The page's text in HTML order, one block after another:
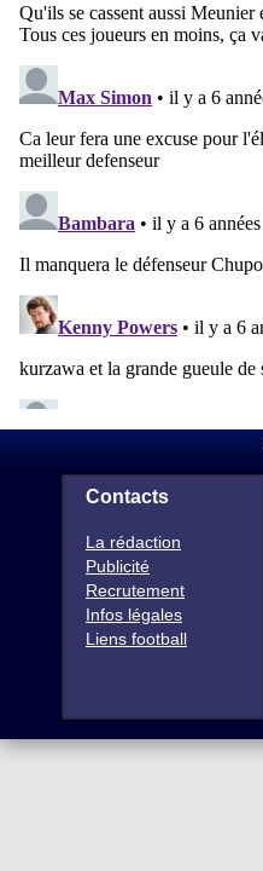
Contacts
La rédaction
Publicité
Recrutement
Infos légales
Liens football